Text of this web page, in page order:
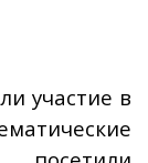
участие в